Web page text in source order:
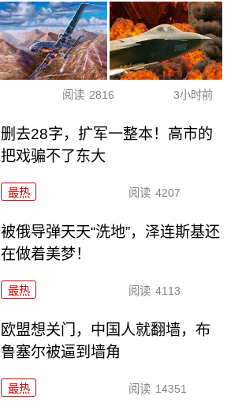
阅读 2816 3小时前
删去28字，扩军一整本！高市的
把戏骗不了东大
最热 阅读 4207
被俄导弹天天“洗地”，泽连斯基还
在做着美梦！
最热 阅读 4113
欧盟想关门，中国人就翻墙，布
鲁塞尔被逼到墙角
最热 阅读 14351